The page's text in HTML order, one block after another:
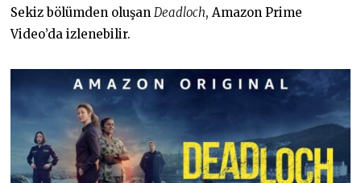
Sekiz bölümden oluşan Deadloch, Amazon Prime
Video’da izlenebilir.